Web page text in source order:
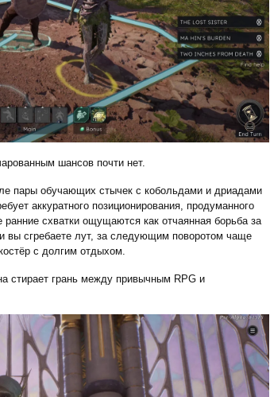
шансов почти нет.
пары обучающих стычек с кобольдами и дриадами
аккуратного позиционирования, продуманного
схватки ощущаются как отчаянная борьба за
вы сгребаете лут, за следующим поворотом чаще
с долгим отдыхом.
стирает грань между привычным RPG и